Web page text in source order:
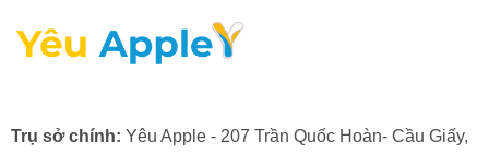
iPad Pro M1 12.9 2021 bị hư cổ cáp
Trụ sở chính: Yêu Apple - 207 Trần Quốc Hoàn- Cầu Giấy,